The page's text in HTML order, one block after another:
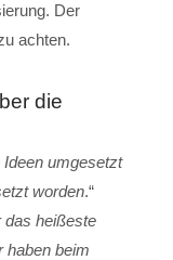
Der
achten.
die
umgesetzt
worden.“
das heißeste
haben beim